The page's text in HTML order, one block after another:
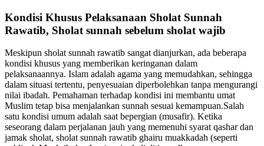
Kondisi Khusus Pelaksanaan Sholat Sunnah
Rawatib, Sholat sunnah sebelum sholat wajib
Meskipun sholat sunnah rawatib sangat dianjurkan, ada beberapa
kondisi khusus yang memberikan keringanan dalam
pelaksanaannya. Islam adalah agama yang memudahkan, sehingga
dalam situasi tertentu, penyesuaian diperbolehkan tanpa mengurangi
nilai ibadah. Pemahaman terhadap kondisi ini membantu umat
Muslim tetap bisa menjalankan sunnah sesuai kemampuan.Salah
satu kondisi umum adalah saat bepergian (musafir). Ketika
seseorang dalam perjalanan jauh yang memenuhi syarat qashar dan
jamak sholat, sholat sunnah rawatib ghairu muakkadah (seperti